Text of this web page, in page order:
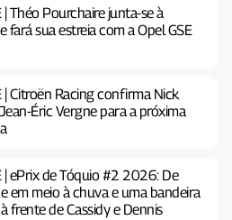
| Théo Pourchaire junta-se à
fará sua estreia com a Opel GSE
| Citroën Racing confirma Nick
Éric Vergne para a próxima
| ePrix de Tóquio #2 2026: De
em meio à chuva e uma bandeira
frente de Cassidy e Dennis